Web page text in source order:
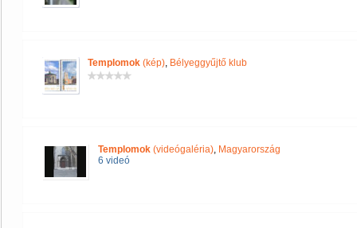
Templomok (kép), Bélyeggyűjtő klub
Templomok (videógaléria), Magyarország
6 videó